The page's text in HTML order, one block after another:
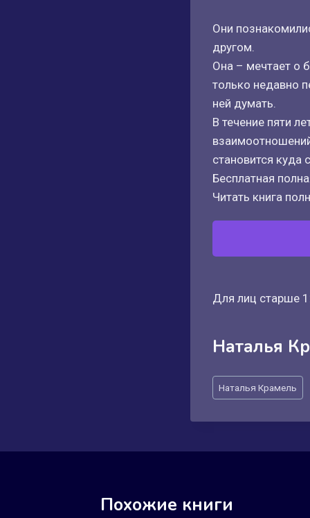
Они
другом.
Она – мечтает о
только недавно
ней думать.
В течение пяти
становится куда
Бесплатная
Читать книга
Для лиц старше
Наталья
Метки
записи:
Наталья Крамель
Похожие книги